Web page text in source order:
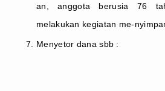
an, anggota berusia 76
melakukan kegiatan me-
Menyetor dana sbb :